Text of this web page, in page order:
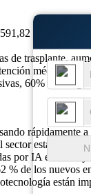
millones
de trasplante,
médica.
60% de
está
por IA están
% de los
están